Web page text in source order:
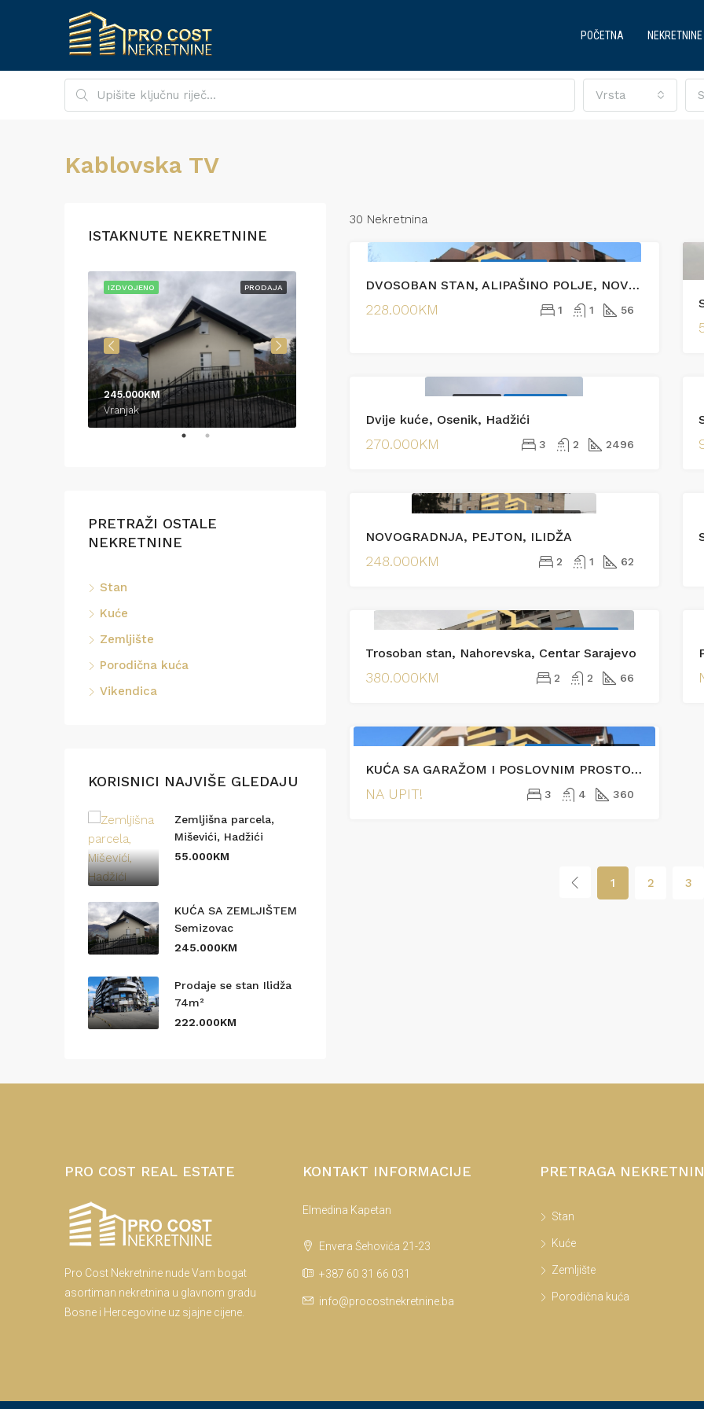
POČETNA NEKRETNINE
Vrsta
Kablovska TV
30 Nekretnina
DVOSOBAN STAN, ALIPAŠINO POLJE, NOVI GRAD
228.000KM 1 1 56
Dvije kuće, Osenik, Hadžići
270.000KM 3 2 2496
NOVOGRADNJA, PEJTON, ILIDŽA
248.000KM 2 1 62
Trosoban stan, Nahorevska, Centar Sarajevo
380.000KM 2 2 66
KUĆA SA GARAŽOM I POSLOVNIM PROSTOROM- AZIĆI
NA UPIT! 3 4 360
1 2 3
ISTAKNUTE NEKRETNINE
PRODAJA
IZDVOJENO
245.000KM
Vranjak
PRODAJA
IZDVOJENO IZDVOJENO
245.000KM
PRETRAŽI OSTALE
NEKRETNINE
Stan
Kuće
Zemljište
Porodična kuća
Vikendica
KORISNICI NAJVIŠE GLEDAJU
Zemljišna parcela,
Miševići, Hadžići
55.000KM
KUĆA SA ZEMLJIŠTEM
Semizovac
245.000KM
Prodaje se stan Ilidža
74m²
222.000KM
PRO COST REAL ESTATE
Pro Cost Nekretnine nude Vam bogat
asortiman nekretnina u glavnom gradu
Bosne i Hercegovine uz sjajne cijene.
KONTAKT INFORMACIJE
Elmedina Kapetan
Envera Šehovića 21-23
+387 60 31 66 031
info@procostnekretnine.ba
PRETRAGA
Stan
Kuće
Zemljište
Porodična kuća